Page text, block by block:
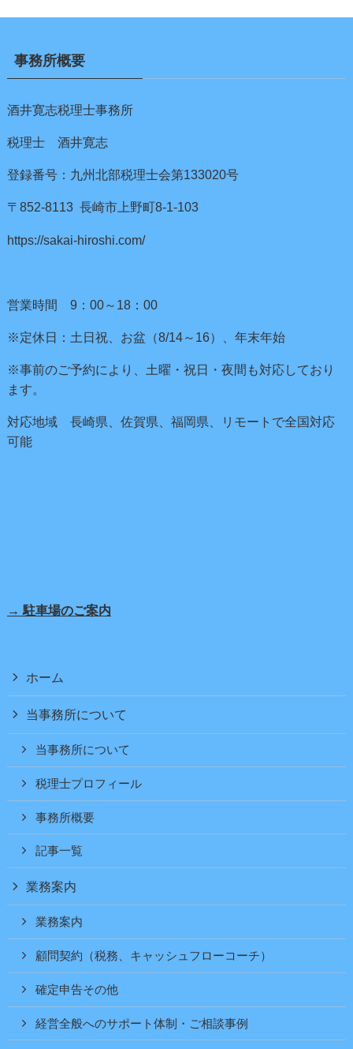
事務所概要
酒井寛志税理士事務所
税理士 酒井寛志
登録番号：九州北部税理士会第133020号
〒852-8113 長崎市上野町8-1-103
https://sakai-hiroshi.com/
営業時間 9：00～18：00
※定休日：土日祝、お盆（8/14～16）、年末年始
※事前のご予約により、土曜・祝日・夜間も対応しており
ます。
対応地域 長崎県、佐賀県、福岡県、リモートで全国対応
可能
→ 駐車場のご案内
ホーム
当事務所について
当事務所について
税理士プロフィール
事務所概要
記事一覧
業務案内
業務案内
顧問契約（税務、キャッシュフローコーチ）
確定申告その他
経営全般へのサポート体制・ご相談事例